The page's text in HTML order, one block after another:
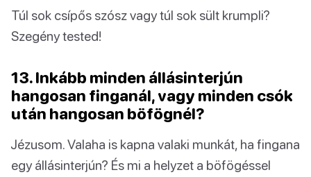
Túl sok csípős szósz vagy túl sok sült krumpli?
Szegény tested!
13. Inkább minden állásinterjún
hangosan finganál, vagy minden csók
után hangosan böfögnél?
Jézusom. Valaha is kapna valaki munkát, ha fingana
egy állásinterjún? És mi a helyzet a böfögéssel